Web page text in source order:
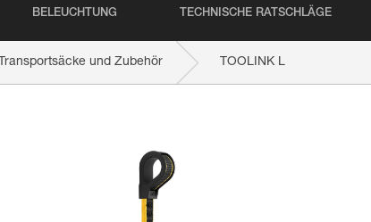
BELEUCHTUNG TECHNISCHE RATSCHLÄGE
Transportsäcke und Zubehör TOOLINK L